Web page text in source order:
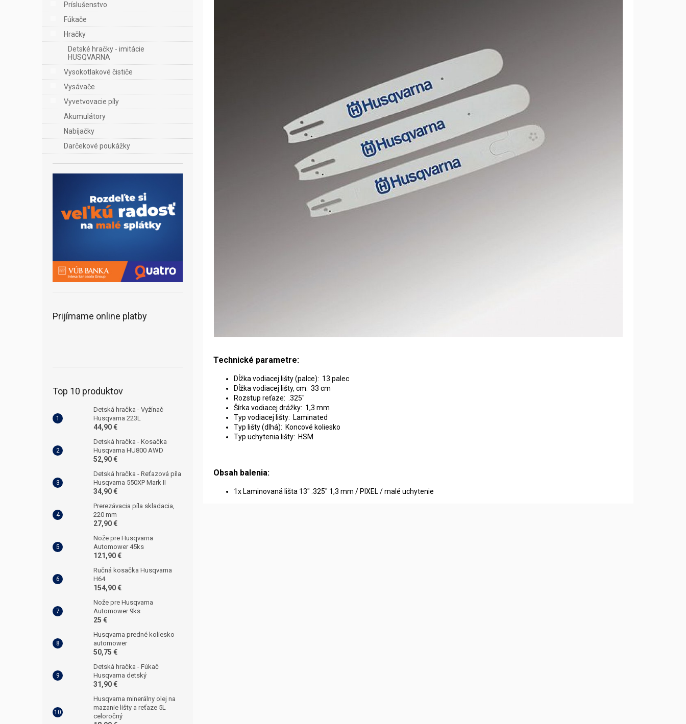
Príslušenstvo
Fúkače
Hračky
Detské hračky - imitácie
HUSQVARNA
Vysokotlakové čističe
Vysávače
Vyvetvovacie píly
Akumulátory
Nabíjačky
Darčekové poukážky
Prijímame online platby
Top 10 produktov
Detská hračka - Vyžínač
Husqvarna 223L
44,90 €
Detská hračka - Kosačka
Husqvarna HU800 AWD
52,90 €
Detská hračka - Reťazová píla
Husqvarna 550XP Mark II
34,90 €
Prerezávacia píla skladacia,
220 mm
27,90 €
Nože pre Husqvarna
Automower 45ks
121,90 €
Ručná kosačka Husqvarna
H64
154,90 €
Nože pre Husqvarna
Automower 9ks
25 €
Husqvarna predné koliesko
automower
50,75 €
Detská hračka - Fúkač
Husqvarna detský
31,90 €
Husqvarna minerálny olej na
mazanie lišty a reťaze 5L
celoročný
Technické parametre:
Dĺžka vodiacej lišty (palce): 13 palec
Dĺžka vodiacej lišty, cm: 33 cm
Rozstup reťaze: .325"
Šírka vodiacej drážky: 1,3 mm
Typ vodiacej lišty: Laminated
Typ lišty (dlhá): Koncové koliesko
Typ uchytenia lišty: HSM
Obsah balenia:
1x Laminovaná lišta 13" .325" 1,3 mm / PIXEL / malé uchytenie